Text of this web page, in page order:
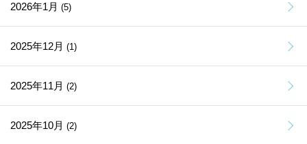
2026年1月 (5)
2025年12月 (1)
2025年11月 (2)
2025年10月 (2)